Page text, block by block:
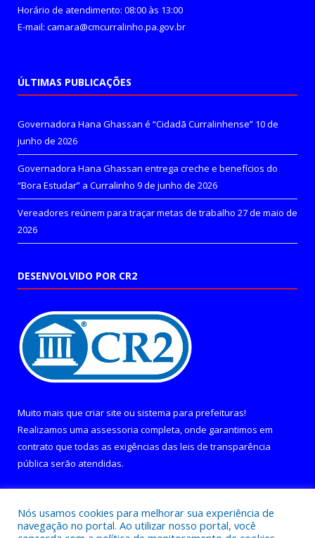
Horário de atendimento: 08:00 às 13:00
E-mail: camara@cmcurralinho.pa.gov.br
ÚLTIMAS PUBLICAÇÕES
Governadora Hana Ghassan é “Cidadã Curralinhense” 10 de
junho de 2026
Governadora Hana Ghassan entrega creche e benefícios do
“Bora Estudar” a Curralinho 9 de junho de 2026
Vereadores reúnem para traçar metas de trabalho 27 de maio de
2026
DESENVOLVIDO POR CR2
Muito mais que criar site ou sistema para prefeituras!
Realizamos uma assessoria completa, onde garantimos em
contrato que todas as exigências das leis de transparência
pública serão atendidas.
Nós usamos cookies para melhorar sua experiência de
navegação no portal. Ao utilizar nosso portal, você